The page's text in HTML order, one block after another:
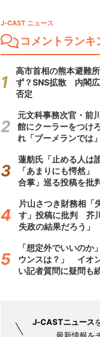
J-CAST ニュース
コメントランキ
高市首相の熊本避難
ず？SNS拡散 内閣
否定
元文科事務次官・前
館にクーラーをつけ
れ「ブーメランでは」
蓮舫氏「止める人は
「あまりにも愕然
合掌」巡る投稿を批
片山さつき財務相「
す」投稿に批判 芥
失政の結果だろう」
「想定外でいいのか
ウンスは？」 イオ
い記者質問に疑問も
J-CASTニュース